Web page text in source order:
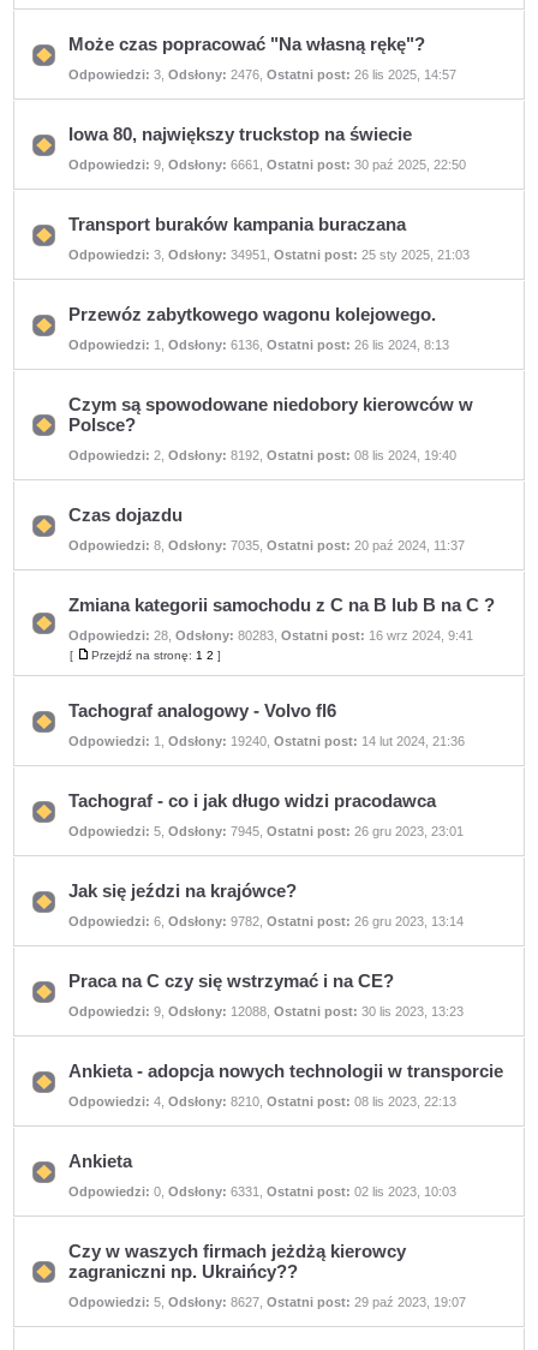
nieprzeczytanych
Nie
nieprzeczytanych
Może czas popracować "Na własną rękę"?
Odpowiedzi: 3 ,Odsłony: 2476 ,Ostatni post: 26 lis 2025, 14:57
Nie
nieprzeczytanych
Iowa 80, największy truckstop na świecie
Odpowiedzi: 9 ,Odsłony: 6661 ,Ostatni post: 30 paź 2025, 22:50
Nie
nieprzeczytanych
Transport buraków kampania buraczana
Odpowiedzi: 3 ,Odsłony: 34951 ,Ostatni post: 25 sty 2025, 21:03
Nie
nieprzeczytanych
Przewóz zabytkowego wagonu kolejowego.
Odpowiedzi: 1 ,Odsłony: 6136 ,Ostatni post: 26 lis 2024, 8:13
ma
postów
Czym są spowodowane niedobory kierowców w
Polsce?
Odpowiedzi: 2 ,Odsłony: 8192 ,Ostatni post: 08 lis 2024, 19:40
Nie
nieprzeczytanych
Czas dojazdu
Odpowiedzi: 8 ,Odsłony: 7035 ,Ostatni post: 20 paź 2024, 11:37
Nie
ma
postów
Zmiana kategorii samochodu z C na B lub B na C ?
Odpowiedzi: 28 ,Odsłony: 80283 ,Ostatni post: 16 wrz 2024, 9:41
[
Przejdź
na
Przejdź na stronę: 1 2 ]
Nie
nieprzeczytanych
Tachograf analogowy - Volvo fl6
Odpowiedzi: 1 ,Odsłony: 19240 ,Ostatni post: 14 lut 2024, 21:36
Nie
nieprzeczytanych
Tachograf - co i jak długo widzi pracodawca
Odpowiedzi: 5 ,Odsłony: 7945 ,Ostatni post: 26 gru 2023, 23:01
Nie
nieprzeczytanych
Jak się jeździ na krajówce?
Odpowiedzi: 6 ,Odsłony: 9782 ,Ostatni post: 26 gru 2023, 13:14
Nie
nieprzeczytanych
Praca na C czy się wstrzymać i na CE?
Odpowiedzi: 9 ,Odsłony: 12088 ,Ostatni post: 30 lis 2023, 13:23
Nie
nieprzeczytanych
Ankieta - adopcja nowych technologii w transporcie
Odpowiedzi: 4 ,Odsłony: 8210 ,Ostatni post: 08 lis 2023, 22:13
Nie
nieprzeczytanych
Ankieta
Odpowiedzi: 0 ,Odsłony: 6331 ,Ostatni post: 02 lis 2023, 10:03
ma
postów
Czy w waszych firmach jeżdżą kierowcy
zagraniczni np. Ukraińcy??
Odpowiedzi: 5 ,Odsłony: 8627 ,Ostatni post: 29 paź 2023, 19:07